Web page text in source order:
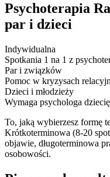
Psychoterapia
par i dzieci
Indywidualna
Spotkania 1 na 1 z
Par i związków
Pomoc w kryzysach
Dzieci i młodzieży
Wymaga psychologa
To, jaką wybierzesz formę
Krótkoterminowa (8-20
objawie, długoterminowa
osobowości.